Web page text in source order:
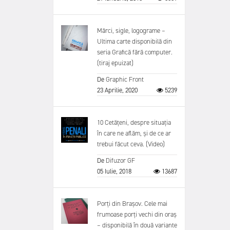
Mărci, sigle, logograme –
Ultima carte disponibilă din
seria Grafică fără computer.
(tiraj epuizat)
DeGraphic Front
23 Aprilie, 2020
5239
10 Cetățeni, despre situația
în care ne aflăm, și de ce ar
trebui făcut ceva. (Video)
De Difuzor GF
05 Iulie, 2018
13687
Porți din Brașov. Cele mai
frumoase porți vechi din oraș
– disponibilă în două variante